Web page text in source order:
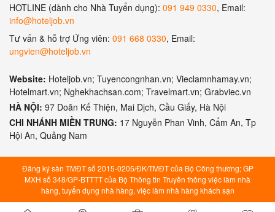
HOTLINE (dành cho Nhà Tuyển dụng): 091 949 0330, Email:
info@hoteljob.vn
Tư vấn & hỗ trợ Ứng viên: 091 668 0330, Email:
ungvien@hoteljob.vn
Website: Hoteljob.vn; Tuyencongnhan.vn; Vieclamnhamay.vn;
Hotelmart.vn; Nghekhachsan.com; Travelmart.vn; Grabviec.vn
HÀ NỘI: 97 Doãn Kế Thiện, Mai Dịch, Cầu Giấy, Hà Nội
CHI NHÁNH MIỀN TRUNG: 17 Nguyễn Phan Vinh, Cẩm An, Tp
Hội An, Quảng Nam
Đăng ký sàn TMĐT số 2015-0205/ĐK/TMĐT của Bộ Công thương; GP
MXH số 348/GP-BTTTT của Bộ Thông tin Truyền thông việc làm nhà
hàng, tuyển dụng nhà hàng, việc làm nhà hàng khách sạn